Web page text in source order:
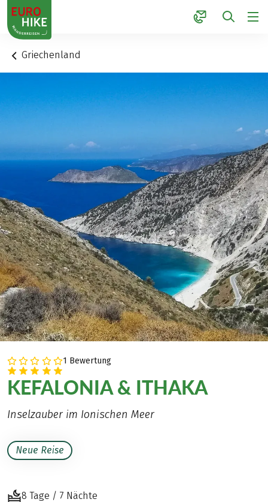
1
Griechenland
1 Bewertung
KEFALONIA & ITHAKA
Inselzauber im Ionischen Meer
Neue Reise
8 Tage / 7 Nächte